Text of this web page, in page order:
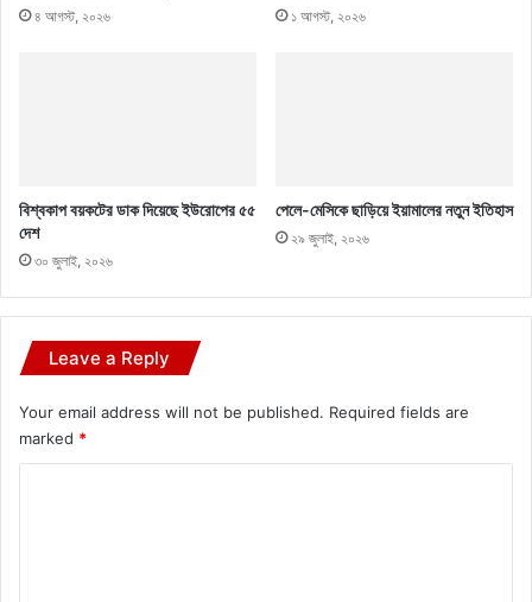
৪ আগস্ট, ২০২৬ ১ আগস্ট, ২০২৬
বিশ্বকাপ বয়কটের ডাক দিয়েছে ইউরোপের ৫৫
দেশ
৩০ জুলাই, ২০২৬
পেলে-মেসিকে ছাড়িয়ে ইয়ামালের নতুন ইতিহাস
২৯ জুলাই, ২০২৬
Leave a Reply
Your email address will not be published. Required fields are
marked *